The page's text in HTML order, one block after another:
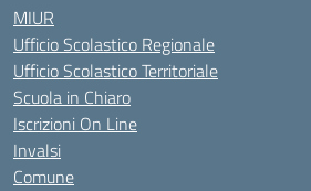
MIUR
Ufficio Scolastico Regionale
Ufficio Scolastico Territoriale
Scuola in Chiaro
Iscrizioni On Line
Invalsi
Comune